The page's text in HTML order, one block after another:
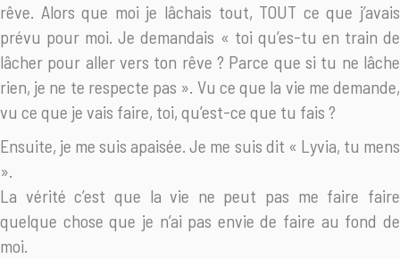
rêve. Alors que moi je lâchais tout, TOUT ce que j’avais
prévu pour moi. Je demandais « toi qu’es-tu en train de
lâcher pour aller vers ton rêve ? Parce que si tu ne lâche
rien, je ne te respecte pas ». Vu ce que la vie me demande,
vu ce que je vais faire, toi, qu’est-ce que tu fais ?
Ensuite, je me suis apaisée. Je me suis dit « Lyvia, tu mens
».
La vérité c’est que la vie ne peut pas me faire faire
quelque chose que je n’ai pas envie de faire au fond de
moi.